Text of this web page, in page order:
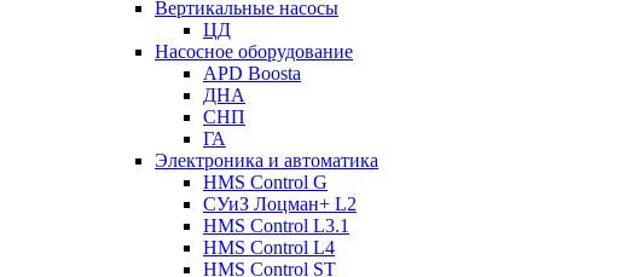
Вертикальные насосы
ЦД
Насосное оборудование
APD Boosta
ДНА
СНП
ГА
Электроника и автоматика
HMS Control G
СУиЗ Лоцман+ L2
HMS Control L3.1
HMS Control L4
HMS Control ST